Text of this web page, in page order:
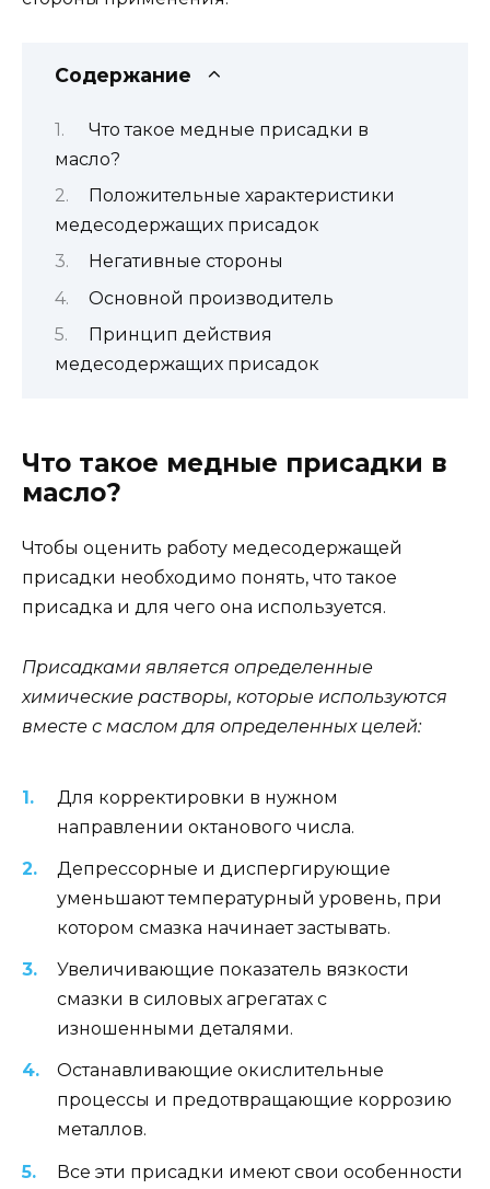
Содержание
Что такое медные присадки в
масло?
Положительные характеристики
медесодержащих присадок
Негативные стороны
Основной производитель
Принцип действия
медесодержащих присадок
Что такое медные присадки в
масло?
Чтобы оценить работу медесодержащей
присадки необходимо понять, что такое
присадка и для чего она используется.
Присадками является определенные
химические растворы, которые используются
вместе с маслом для определенных целей:
Для корректировки в нужном
направлении октанового числа.
Депрессорные и диспергирующие
уменьшают температурный уровень, при
котором смазка начинает застывать.
Увеличивающие показатель вязкости
смазки в силовых агрегатах с
изношенными деталями.
Останавливающие окислительные
процессы и предотвращающие коррозию
металлов.
Все эти присадки имеют свои особенности